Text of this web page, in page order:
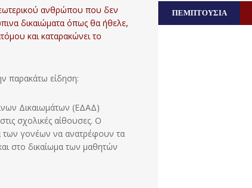
ανθρώπου που δεν
δικαιώματα όπως θα ήθελε,
και καταρακώνει το
παρακάτω είδηση:
Δικαιωμάτων (ΕΔΑΔ)
σχολικές αίθουσες. Ο
των γονέων να ανατρέφουν τα
στο δικαίωμα των μαθητών
ΠΕΜΠΤΟΥΣΙΑ